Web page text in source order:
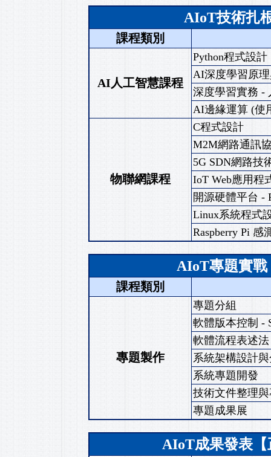
AIoT技術扎
課程類別
AI人工智慧課程
Python程式設計
AI深度學習原
深度學習實務 -
AI邊緣運算 (使
物聯網課程
C程式設計
M2M網路通訊
5G SDN網路技
IoT Web應用程
開源硬體平台 -
Linux系統程式
Raspberry Pi 感
AIoT專題實
課程類別
專題製作
專題分組
軟體版本控制 -
軟體流程表述法
系統架構設計
系統專題開發
技術文件整理
專題成果展
AIoT成果發表